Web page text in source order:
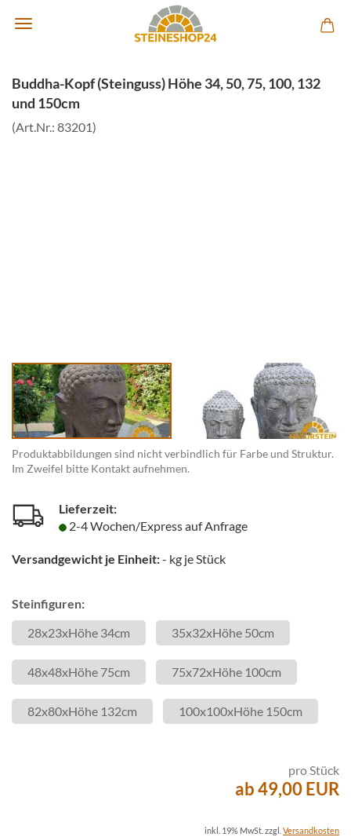
Buddha-Kopf (Steinguss) Höhe 34, 50, 75, 100, 132
und 150cm
(Art.Nr.: 83201)
Produktabbildungen sind nicht verbindlich für Farbe und Struktur.
Im Zweifel bitte Kontakt aufnehmen.
Lieferzeit:
2-4 Wochen/Express auf Anfrage
Versandgewicht je Einheit:- kg je Stück
Steinfiguren:
28x23xHöhe 34cm
35x32xHöhe 50cm
48x48xHöhe 75cm 75x72xHöhe 100cm
82x80xHöhe 132cm 100x100xHöhe 150cm
pro Stück
ab 49,00 EUR
inkl. 19% MwSt. zzgl. Versandkosten